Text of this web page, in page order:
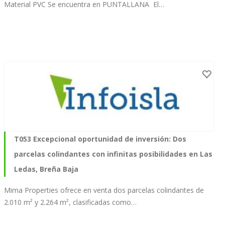
Material PVC Se encuentra en PUNTALLANA El…
T053 Excepcional oportunidad de inversión: Dos
parcelas colindantes con infinitas posibilidades en Las
Ledas, Breña Baja
Mima Properties ofrece en venta dos parcelas colindantes de
2.010 m² y 2.264 m², clasificadas como…